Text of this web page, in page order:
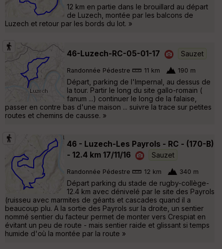
12 km en partie dans le brouillard au départ
de Luzech, montée par les balcons de
Luzech et retour par les bords du lot. »
46-Luzech-RC-05-01-17 Sauzet
Randonnée Pédestre 11 km 190 m
Départ, parking de l'Impernal, au dessus de
la tour. Partir le long du site gallo-romain (
fanum ...) continuer le long de la falaise,
passer en contre bas d'une maison ... suivre la trace sur petites
routes et chemins de causse. »
46 - Luzech-Les Payrols - RC - (170-B)
- 12.4 km 17/11/16
Sauzet
Randonnée Pédestre 12 km 340 m
Départ parking du stade de rugby-collège-
12.4 km avec dénivelé par le site des Payrols
(ruisseu avec marmites de géants et cascades quand il a
beaucoup plu. A la sortie des Payrols sur la droite, un sentier
nommé sentier du facteur permet de monter vers Crespiat en
évitant un peu de route - mais sentier raide et glissant si temps
humide d'où la montée par la route »